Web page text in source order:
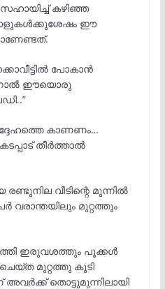
കഴിഞ്ഞ
ഈ
പോകാൻ
ഈയൊരു
കാണണം…
തീർത്താൽ
വീടിന്റെ മുന്നിൽ
വരാന്തയിലും മുറ്റത്തും
ഇരുവശത്തും പൂക്കൾ
ചെയ്ത മുറ്റത്തു കൂടി
അവർക്ക് തൊട്ടുമുന്നിലായി